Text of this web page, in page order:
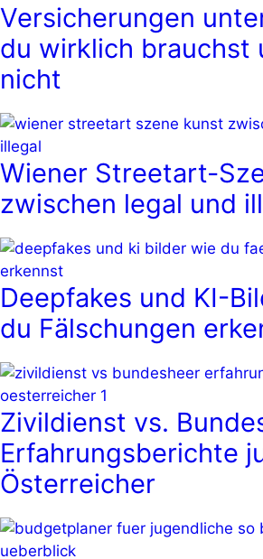
Versicherungen
du wirklich brauchst
nicht
Wiener Streetart-
zwischen legal und
Deepfakes und KI-
du Fälschungen
Zivildienst vs.
Erfahrungsberichte
Österreicher